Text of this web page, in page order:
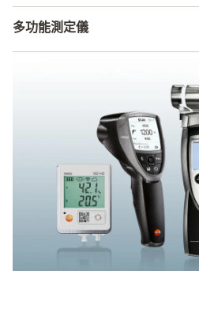
觀地編寫最小值與最大值或限值
將觸發警報。 智慧的軟體解決方
大多數情況下，濕度計與其他相
此您可以使用相同儀器進行溫度
多功能測定儀
您所需的任何量測值。 例如用於
環境。 智慧型介面、大量感測器
為可能——而且操作仍然非常簡單
造最為合適的專屬全能產品。